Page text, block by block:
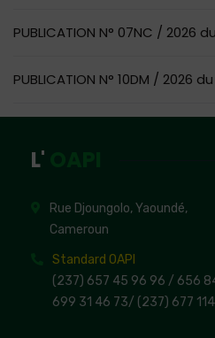
PUBLICATION N° 07NC / 2026
PUBLICATION N° 10DM / 2026
L'
Rue Djoungolo, Yaoundé,
Cameroun
Standard OAPI
(237) 657 45 96 96 / 656
699 31 46 73/ (237) 677